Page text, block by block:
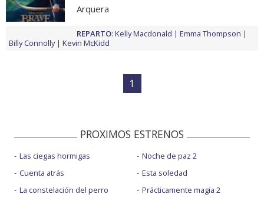
Arquera
REPARTO: Kelly Macdonald
Emma Thompson
Billy Connolly
Kevin McKidd
1
PROXIMOS ESTRENOS
Las ciegas hormigas
Cuenta atrás
La constelación del perro
Noche de paz 2
Esta soledad
Prácticamente magia 2